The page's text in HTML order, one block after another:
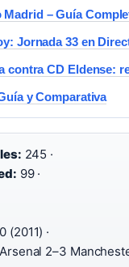
– Guía
Jornada 33 en
contra CD Eldense:
y Comparativa
245 ·
99 ·
(2011) ·
Arsenal 2–3